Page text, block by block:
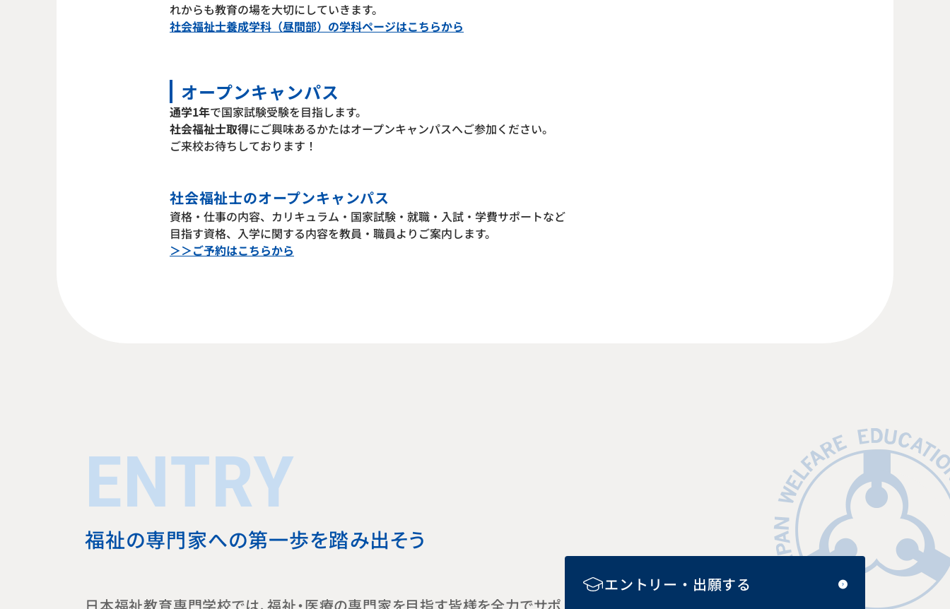
れからも教育の場を大切にしていきます。
社会福祉士養成学科（昼間部）の学科ページはこちらから
オープンキャンパス
通学1年で国家試験受験を目指します。
社会福祉士取得にご興味あるかたはオープンキャンパスへご参加ください。
ご来校お待ちしております！
社会福祉士のオープンキャンパス
資格・仕事の内容、カリキュラム・国家試験・就職・入試・学費サポートなど
目指す資格、入学に関する内容を教員・職員よりご案内します。
＞＞ご予約はこちらから
ENTRY
福祉の専門家への第一歩を踏み出そう
エントリー・出願する